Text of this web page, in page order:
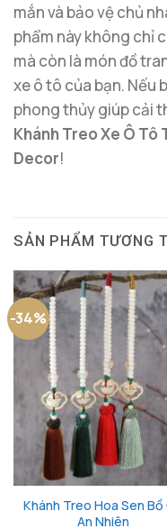
mắn và bảo vệ chủ
phẩm này không chỉ
mà còn là món đồ
xe ô tô của bạn. Nếu
phong thủy giúp cải
Khánh Treo Xe Ô Tô
Decor!
SẢN PHẨM TƯƠNG
-34%
Khánh Treo Hoa Sen
An Nhiên